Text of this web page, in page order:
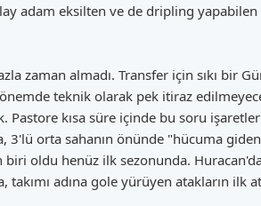
adam eksilten ve de dripling
zaman almadı. Transfer için sıkı bir
teknik olarak pek itiraz
Pastore kısa süre içinde bu soru
3'lü orta sahanın önünde "hücuma
biri oldu henüz ilk sezonunda.
adına gole yürüyen atakların ilk